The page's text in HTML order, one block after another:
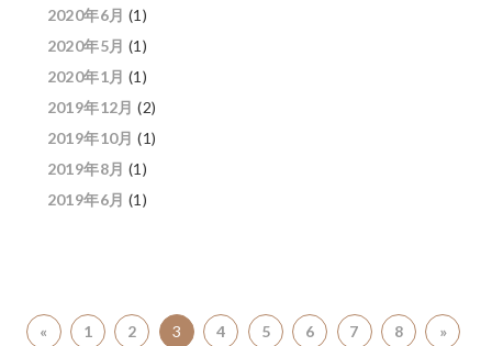
2020年6月 (1)
2020年5月 (1)
2020年1月 (1)
2019年12月 (2)
2019年10月 (1)
2019年8月 (1)
2019年6月 (1)
« 1 2 3 4 5 6 7 8 »